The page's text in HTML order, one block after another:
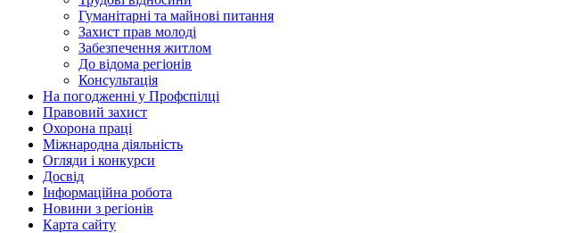
Гуманітарні та майнові питання
Захист прав молоді
Забезпечення житлом
До відома регіонів
Консультація
На погодженні у Профспілці
Правовий захист
Охорона праці
Міжнародна діяльність
Огляди і конкурси
Досвід
Інформаційна робота
Новини з регіонів
Карта сайту